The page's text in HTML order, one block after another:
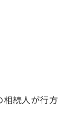
続人が行